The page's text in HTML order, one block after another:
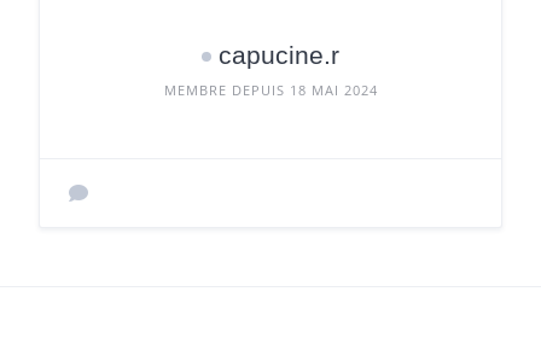
capucine.r
MEMBRE DEPUIS 18 MAI 2024